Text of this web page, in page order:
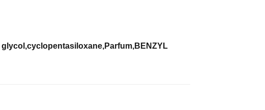
glycol,cyclopentasiloxane,Parfum,BENZYL